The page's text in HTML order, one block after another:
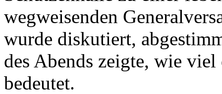
wegweisenden
wurde diskutiert,
des Abends zeigte, wie
bedeutet.